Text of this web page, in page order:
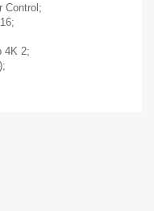
Control;
4K 2;